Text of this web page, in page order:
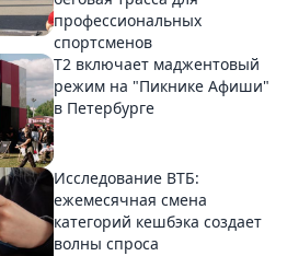
профессиональных
спортсменов
Т2 включает маджентовый
режим на "Пикнике Афиши"
в Петербурге
Исследование ВТБ:
ежемесячная смена
категорий кешбэка создает
волны спроса